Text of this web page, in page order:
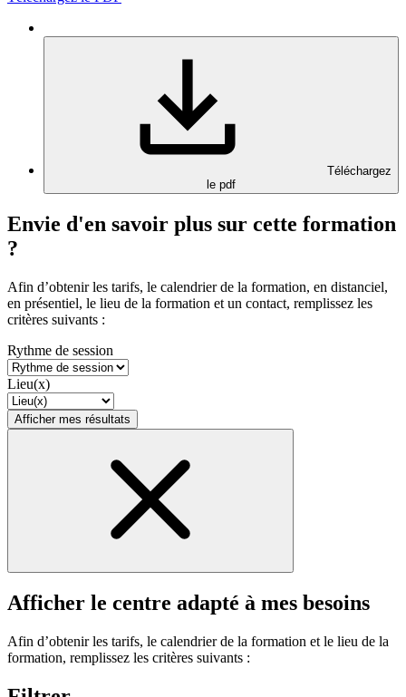
Téléchargez
le pdf
Envie d'en savoir plus sur cette formation
?
Afin d’obtenir les tarifs, le calendrier de la formation, en distanciel,
en présentiel, le lieu de la formation et un contact, remplissez les
critères suivants :
Rythme de session
Lieu(x)
Afficher mes résultats
Afficher le centre adapté à mes besoins
Afin d’obtenir les tarifs, le calendrier de la formation et le lieu de la
formation, remplissez les critères suivants :